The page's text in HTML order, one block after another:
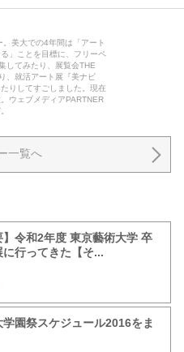
美大での4年間は「アート
」ことを目標に、フリーペ
してみたり、展覧会THE
、就活アート展『美ナビ
りしてすごしました。現在
ウェブメディアPARTNER
一覧へ
】令和2年度 東京藝術大学 卒
行ってきた【そ...
園祭スケジュール2016をま